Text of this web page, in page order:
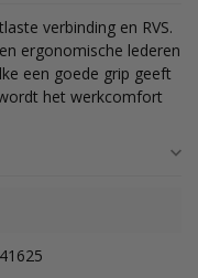
verbinding en RVS.
ergonomische lederen
een goede grip geeft
het werkcomfort